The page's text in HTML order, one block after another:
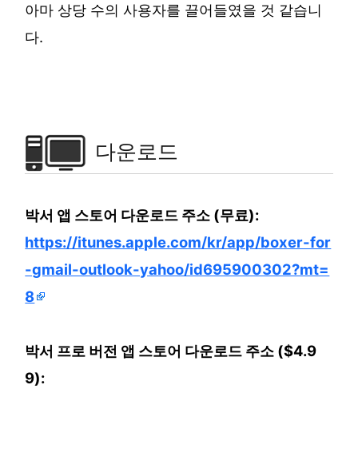
아마 상당 수의 사용자를 끌어들였을 것 같습니
다.
다운로드
박서 앱 스토어 다운로드 주소 (무료):
https://itunes.apple.com/kr/app/boxer-for
-gmail-outlook-yahoo/id695900302?mt=
8
박서 프로 버전 앱 스토어 다운로드 주소 ($4.9
9):